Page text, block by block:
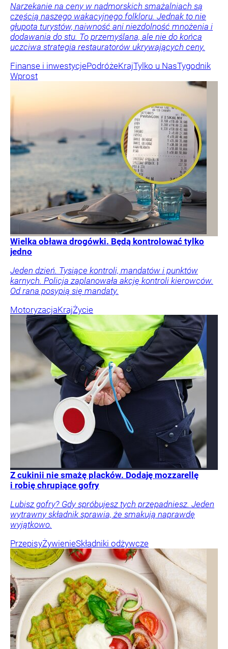
Narzekanie na ceny w nadmorskich smażalniach są
częścią naszego wakacyjnego folkloru. Jednak to nie
głupota turystów, naiwność ani niezdolność mnożenia i
dodawania do stu. To przemyślana, ale nie do końca
uczciwa strategia restauratorów ukrywających ceny.
Finanse i inwestycjePodróżeKrajTylko u NasTygodnik
Wprost
Wielka obława drogówki. Będą kontrolować tylko
jedno
Jeden dzień. Tysiące kontroli, mandatów i punktów
karnych. Policja zaplanowała akcję kontroli kierowców.
Od rana posypią się mandaty.
MotoryzacjaKrajŻycie
Z cukinii nie smażę placków. Dodaję mozzarellę
i robię chrupiące gofry
Lubisz gofry? Gdy spróbujesz tych przepadniesz. Jeden
wytrawny składnik sprawia, że smakują naprawdę
wyjątkowo.
PrzepisyŻywienieSkładniki odżywcze